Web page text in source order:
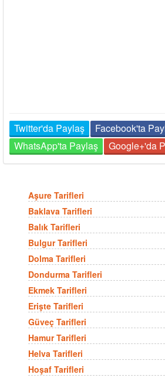
Twitter'da Paylaş
Facebook'ta
WhatsApp'ta Paylaş
Google+'da
Aşure Tarifleri
Baklava Tarifleri
Balık Tarifleri
Bulgur Tarifleri
Dolma Tarifleri
Dondurma Tarifleri
Ekmek Tarifleri
Erişte Tarifleri
Güveç Tarifleri
Hamur Tarifleri
Helva Tarifleri
Hoşaf Tarifleri